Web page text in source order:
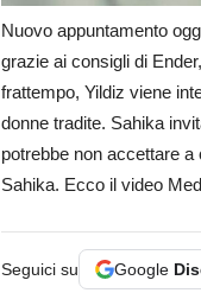
Nuovo appuntamento
grazie ai consigli di
frattempo, Yildiz viene
donne tradite. Sahika
potrebbe non accettare
Sahika. Ecco il video
Seguici su Google